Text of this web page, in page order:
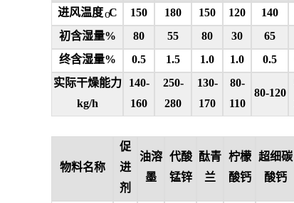
进风温度oC 150 180 150 120 140
初含湿量% 80 55 80 30 65
终含湿量% 0.5 1.5 1.0 1.0 0.5
实际干燥能力
kg/h
140-
160
250-
280
130-
170
80-
110
80-120
物料名称
促
进
剂
油溶
墨
代酸
锰锌
酞青
兰
柠檬
酸钙
超细碳
酸钙